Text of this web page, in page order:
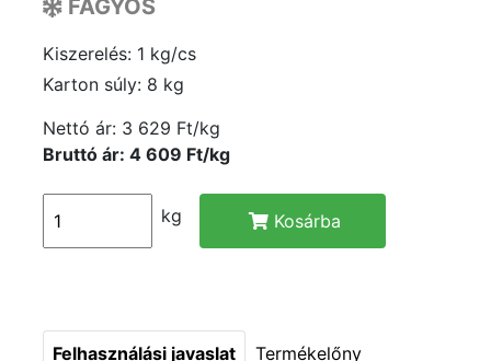
FAGYOS
Kiszerelés: 1 kg/cs
Karton súly: 8 kg
Nettó ár: 3 629 Ft/kg
Bruttó ár: 4 609 Ft/kg
kg Kosárba
Felhasználási javaslat Termékelőny